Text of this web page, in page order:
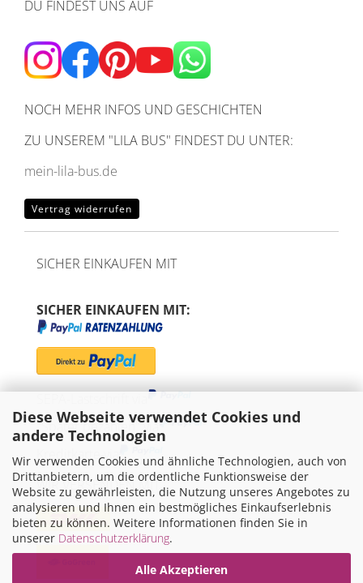
Diese Webseite verwendet Cookies und
andere Technologien
Wir verwenden Cookies und ähnliche Technologien, auch von
Drittanbietern, um die ordentliche Funktionsweise der
Website zu gewährleisten, die Nutzung unseres Angebotes zu
analysieren und Ihnen ein bestmögliches Einkaufserlebnis
bieten zu können. Weitere Informationen finden Sie in
unserer Datenschutzerklärung.
Alle Akzeptieren
DU FINDEST UNS AUF
NOCH MEHR INFOS UND GESCHICHTEN
ZU UNSEREM "LILA BUS" FINDEST DU UNTER:
mein-lila-bus.de
Vertrag widerrufen
SICHER EINKAUFEN MIT
SICHER EINKAUFEN MIT:
"Später bezahlen" via
Kreditkarte via
WIR VERSENDEN MIT